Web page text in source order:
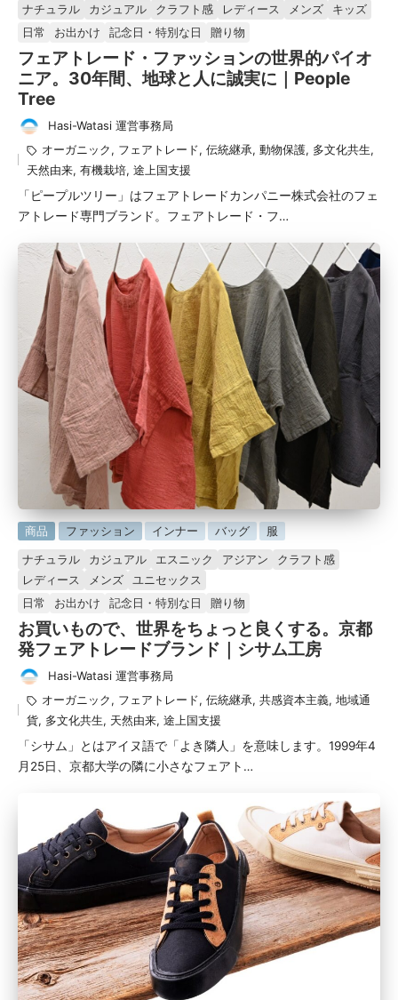
載
済
み
ナチュラル カジュアル クラフト感 レディース メンズ
キッズ
日常
お出かけ 記念日・特別な日 贈り物
フェアトレード・ファッションの世界的パイオ
ニア。30年間、地球と人に誠実に｜People
Tree
投
稿
者
Hasi-Watasi 運営事務局
タ
グ：
オーガニック, フェアトレード,伝統継承,動物保護, 多文化共生,
天然由来, 有機栽培, 途上国支援
「ピープルツリー」はフェアトレードカンパニー株式会社のフェ
アトレード専門ブランド。フェアトレード・フ…
に
載
済
み
商品 ファッション インナー バッグ 服
ナチュラル カジュアル エスニック アジアン
クラフト感
レディース
メンズ
ユニセックス
日常
お出かけ 記念日・特別な日 贈り物
お買いもので、世界をちょっと良くする。京都
発フェアトレードブランド｜シサム工房
投
稿
者
Hasi-Watasi 運営事務局
タ
グ：
オーガニック, フェアトレード,伝統継承,共感資本主義,地域通
貨, 多文化共生, 天然由来, 途上国支援
「シサム」とはアイヌ語で「よき隣人」を意味します。1999年4
月25日、京都大学の隣に小さなフェアト…